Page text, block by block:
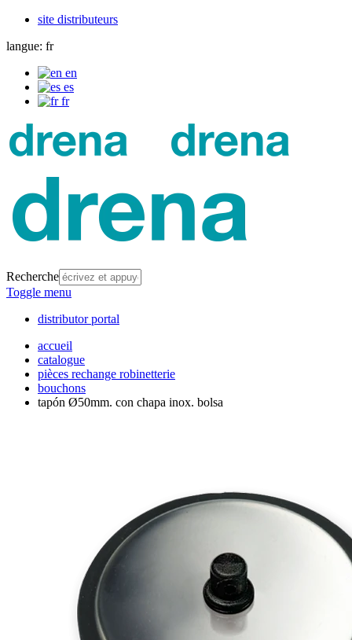
site distributeurs
langue: fr
en
es
fr
Recherche
Toggle menu
distributor portal
accueil
catalogue
pièces rechange robinetterie
bouchons
tapón Ø50mm. con chapa inox. bolsa